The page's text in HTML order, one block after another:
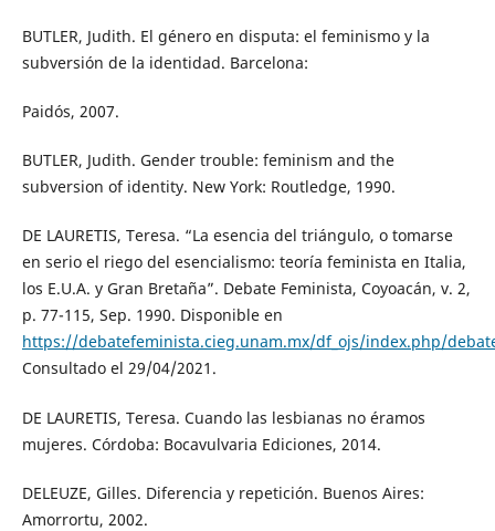
BUTLER, Judith. El género en disputa: el feminismo y la
subversión de la identidad. Barcelona:
Paidós, 2007.
BUTLER, Judith. Gender trouble: feminism and the
subversion of identity. New York: Routledge, 1990.
DE LAURETIS, Teresa. “La esencia del triángulo, o tomarse
en serio el riego del esencialismo: teoría feminista en Italia,
los E.U.A. y Gran Bretaña”. Debate Feminista, Coyoacán, v. 2,
p. 77-115, Sep. 1990. Disponible en
https://debatefeminista.cieg.unam.mx/df_ojs/index.php/
Consultado el 29/04/2021.
DE LAURETIS, Teresa. Cuando las lesbianas no éramos
mujeres. Córdoba: Bocavulvaria Ediciones, 2014.
DELEUZE, Gilles. Diferencia y repetición. Buenos Aires:
Amorrortu, 2002.